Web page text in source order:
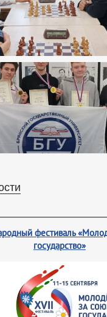
фестиваль
государство»